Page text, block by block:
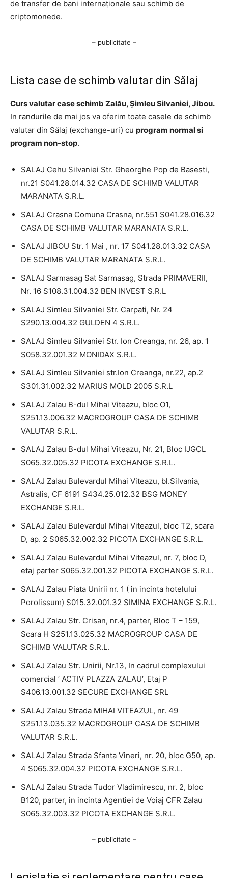
de transfer de bani internaționale sau schimb de
criptomonede.
– publicitate –
Lista case de schimb valutar din Sălaj
Curs valutar case schimb Zalău, Șimleu Silvaniei, Jibou.
In randurile de mai jos va oferim toate casele de schimb
valutar din Sălaj (exchange-uri) cu program normal si
program non-stop.
SALAJ Cehu Silvaniei Str. Gheorghe Pop de Basesti,
nr.21 S041.28.014.32 CASA DE SCHIMB VALUTAR
MARANATA S.R.L.
SALAJ Crasna Comuna Crasna, nr.551 S041.28.016.32
CASA DE SCHIMB VALUTAR MARANATA S.R.L.
SALAJ JIBOU Str. 1 Mai , nr. 17 S041.28.013.32 CASA
DE SCHIMB VALUTAR MARANATA S.R.L.
SALAJ Sarmasag Sat Sarmasag, Strada PRIMAVERII,
Nr. 16 S108.31.004.32 BEN INVEST S.R.L
SALAJ Simleu Silvaniei Str. Carpati, Nr. 24
S290.13.004.32 GULDEN 4 S.R.L.
SALAJ Simleu Silvaniei Str. Ion Creanga, nr. 26, ap. 1
S058.32.001.32 MONIDAX S.R.L.
SALAJ Simleu Silvaniei str.Ion Creanga, nr.22, ap.2
S301.31.002.32 MARIUS MOLD 2005 S.R.L
SALAJ Zalau B-dul Mihai Viteazu, bloc O1,
S251.13.006.32 MACROGROUP CASA DE SCHIMB
VALUTAR S.R.L.
SALAJ Zalau B-dul Mihai Viteazu, Nr. 21, Bloc IJGCL
S065.32.005.32 PICOTA EXCHANGE S.R.L.
SALAJ Zalau Bulevardul Mihai Viteazu, bl.Silvania,
Astralis, CF 6191 S434.25.012.32 BSG MONEY
EXCHANGE S.R.L.
SALAJ Zalau Bulevardul Mihai Viteazul, bloc T2, scara
D, ap. 2 S065.32.002.32 PICOTA EXCHANGE S.R.L.
SALAJ Zalau Bulevardul Mihai Viteazul, nr. 7, bloc D,
etaj parter S065.32.001.32 PICOTA EXCHANGE S.R.L.
SALAJ Zalau Piata Unirii nr. 1 ( in incinta hotelului
Porolissum) S015.32.001.32 SIMINA EXCHANGE S.R.L.
SALAJ Zalau Str. Crisan, nr.4, parter, Bloc T – 159,
Scara H S251.13.025.32 MACROGROUP CASA DE
SCHIMB VALUTAR S.R.L.
SALAJ Zalau Str. Unirii, Nr.13, In cadrul complexului
comercial ‘ ACTIV PLAZZA ZALAU’, Etaj P
S406.13.001.32 SECURE EXCHANGE SRL
SALAJ Zalau Strada MIHAI VITEAZUL, nr. 49
S251.13.035.32 MACROGROUP CASA DE SCHIMB
VALUTAR S.R.L.
SALAJ Zalau Strada Sfanta Vineri, nr. 20, bloc G50, ap.
4 S065.32.004.32 PICOTA EXCHANGE S.R.L.
SALAJ Zalau Strada Tudor Vladimirescu, nr. 2, bloc
B120, parter, in incinta Agentiei de Voiaj CFR Zalau
S065.32.003.32 PICOTA EXCHANGE S.R.L.
– publicitate –